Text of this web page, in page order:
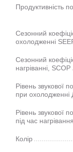
Продуктивність
Сезонний
охолодженні
Сезонний
нагріванні, SCOP
Рівень звукової
при охолодженні
Рівень звукової
під час
Колір